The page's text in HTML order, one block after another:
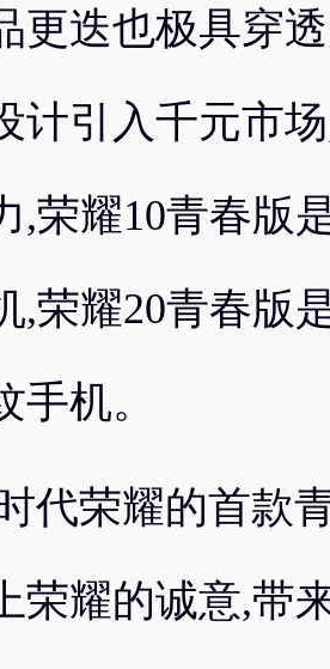
更迭也极具穿
计引入千元市
,荣耀10青春版
,荣耀20青春版
手机。
代荣耀的首款
荣耀的诚意,带